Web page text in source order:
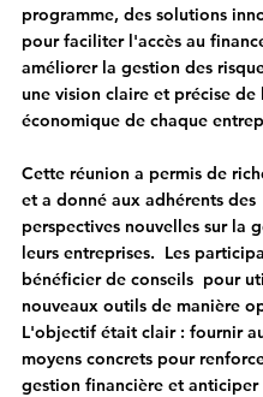
programme, des solutions
pour faciliter l'accès au
améliorer la gestion des
une vision claire et précise de
économique de chaque
Cette réunion a permis de
et a donné aux adhérents des
perspectives nouvelles sur la
leurs entreprises.  Les
bénéficier de conseils  pour
nouveaux outils de manière
L'objectif était clair : fournir
moyens concrets pour
gestion financière et anticiper